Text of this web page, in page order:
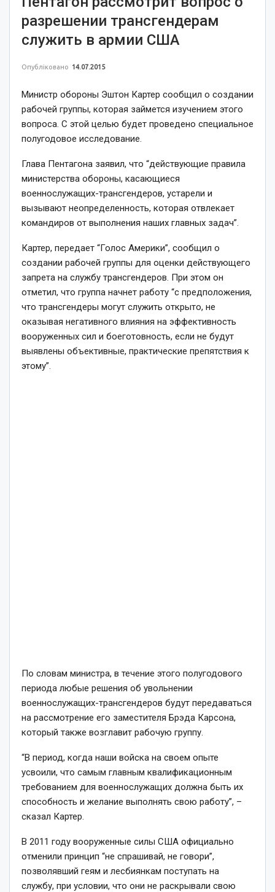
разрешении трансгендерам
служить в армии США
Опубліковано 14.07.2015
Министр обороны Эштон Картер сообщил о создании
рабочей группы, которая займется изучением этого
вопроса. С этой целью будет проведено специальное
полугодовое исследование.
Глава Пентагона заявил, что “действующие правила
министерства обороны, касающиеся
военнослужащих-трансгендеров, устарели и
вызывают неопределенность, которая отвлекает
командиров от выполнения наших главных задач”.
Картер, передает “Голос Америки”, сообщил о
создании рабочей группы для оценки действующего
запрета на службу трансгендеров. При этом он
отметил, что группа начнет работу “с предположения,
что трансгендеры могут служить открыто, не
оказывая негативного влияния на эффективность
вооруженных сил и боеготовность, если не будут
выявлены объективные, практические препятствия к
этому”.
По словам министра, в течение этого полугодового
периода любые решения об увольнении
военнослужащих-трансгендеров будут передаваться
на рассмотрение его заместителя Брэда Карсона,
который также возглавит рабочую группу.
“В период, когда наши войска на своем опыте
усвоили, что самым главным квалификационным
требованием для военнослужащих должна быть их
способность и желание выполнять свою работу”, –
сказал Картер.
В 2011 году вооруженные силы США официально
отменили принцип “не спрашивай, не говори”,
позволявший геям и лесбиянкам поступать на
службу, при условии, что они не раскрывали свою